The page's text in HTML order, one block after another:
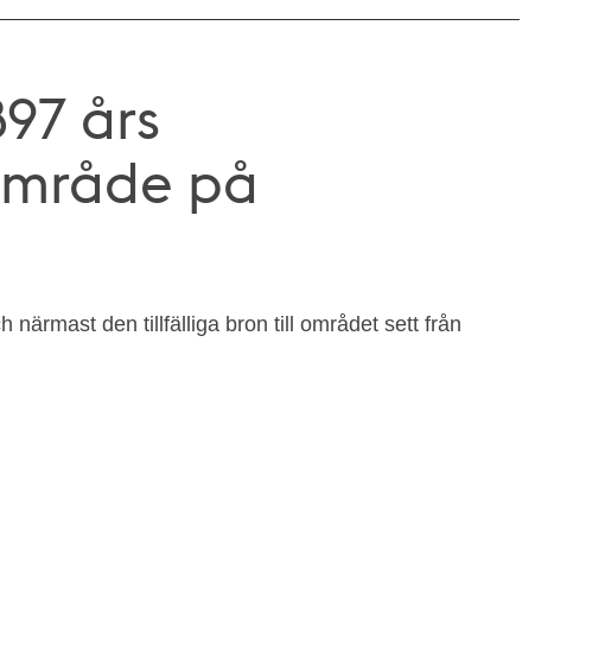
års
på
närmast den tillfälliga bron till området sett från